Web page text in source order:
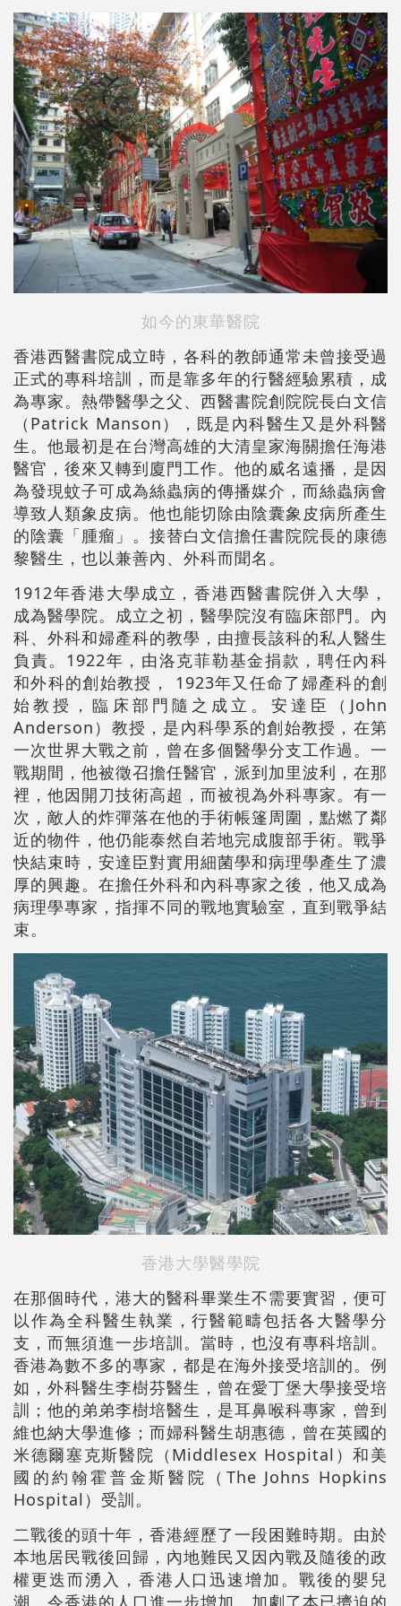
如今的東華醫院
香港西醫書院成立時，各科的教師通常未曾接受過
正式的專科培訓，而是靠多年的行醫經驗累積，成
為專家。熱帶醫學之父、西醫書院創院院長白文信
（Patrick Manson），既是內科醫生又是外科醫
生。他最初是在台灣高雄的大清皇家海關擔任海港
醫官，後來又轉到廈門工作。他的威名遠播，是因
為發現蚊子可成為絲蟲病的傳播媒介，而絲蟲病會
導致人類象皮病。他也能切除由陰囊象皮病所產生
的陰囊「腫瘤」。接替白文信擔任書院院長的康德
黎醫生，也以兼善內、外科而聞名。
1912年香港大學成立，香港西醫書院併入大學，
成為醫學院。成立之初，醫學院沒有臨床部門。內
科、外科和婦產科的教學，由擅長該科的私人醫生
負責。1922年，由洛克菲勒基金捐款，聘任內科
和外科的創始教授， 1923年又任命了婦產科的創
始教授，臨床部門隨之成立。安達臣（John
Anderson）教授，是內科學系的創始教授，在第
一次世界大戰之前，曾在多個醫學分支工作過。一
戰期間，他被徵召擔任醫官，派到加里波利，在那
裡，他因開刀技術高超，而被視為外科專家。有一
次，敵人的炸彈落在他的手術帳篷周圍，點燃了鄰
近的物件，他仍能泰然自若地完成腹部手術。戰爭
快結束時，安達臣對實用細菌學和病理學產生了濃
厚的興趣。在擔任外科和內科專家之後，他又成為
病理學專家，指揮不同的戰地實驗室，直到戰爭結
束。
香港大學醫學院
在那個時代，港大的醫科畢業生不需要實習，便可
以作為全科醫生執業，行醫範疇包括各大醫學分
支，而無須進一步培訓。當時，也沒有專科培訓。
香港為數不多的專家，都是在海外接受培訓的。例
如，外科醫生李樹芬醫生，曾在愛丁堡大學接受培
訓；他的弟弟李樹培醫生，是耳鼻喉科專家，曾到
維也納大學進修；而婦科醫生胡惠德，曾在英國的
米德爾塞克斯醫院（Middlesex Hospital）和美
國的約翰霍普金斯醫院（The Johns Hopkins
Hospital）受訓。
二戰後的頭十年，香港經歷了一段困難時期。由於
本地居民戰後回歸，內地難民又因內戰及隨後的政
權更迭而湧入，香港人口迅速增加。戰後的嬰兒
潮，令香港的人口進一步增加，加劇了本已擠迫的